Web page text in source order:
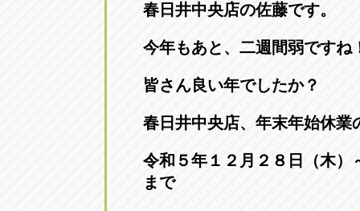
春日井中央店の佐藤です。
今年もあと、二週間弱ですね
皆さん良い年でしたか？
春日井中央店、年末年始休業
令和５年１２月２８日（木）
まで